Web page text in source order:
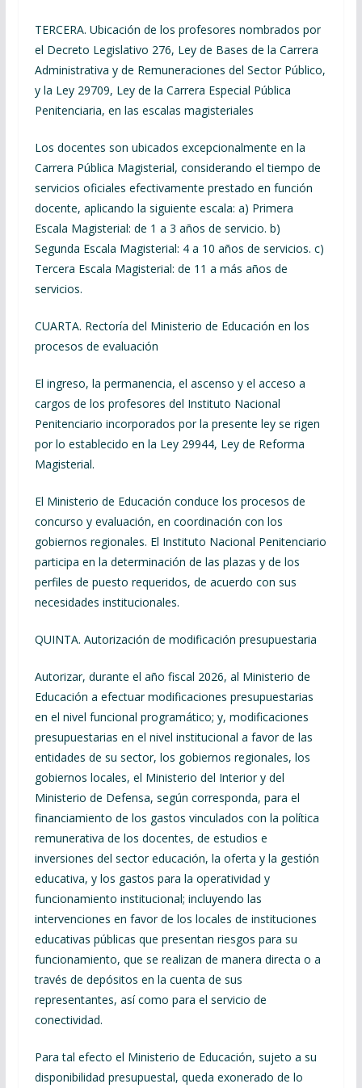
TERCERA. Ubicación de los profesores nombrados por
el Decreto Legislativo 276, Ley de Bases de la Carrera
Administrativa y de Remuneraciones del Sector Público,
y la Ley 29709, Ley de la Carrera Especial Pública
Penitenciaria, en las escalas magisteriales
Los docentes son ubicados excepcionalmente en la
Carrera Pública Magisterial, considerando el tiempo de
servicios oficiales efectivamente prestado en función
docente, aplicando la siguiente escala: a) Primera
Escala Magisterial: de 1 a 3 años de servicio. b)
Segunda Escala Magisterial: 4 a 10 años de servicios. c)
Tercera Escala Magisterial: de 11 a más años de
servicios.
CUARTA. Rectoría del Ministerio de Educación en los
procesos de evaluación
El ingreso, la permanencia, el ascenso y el acceso a
cargos de los profesores del Instituto Nacional
Penitenciario incorporados por la presente ley se rigen
por lo establecido en la Ley 29944, Ley de Reforma
Magisterial.
El Ministerio de Educación conduce los procesos de
concurso y evaluación, en coordinación con los
gobiernos regionales. El Instituto Nacional Penitenciario
participa en la determinación de las plazas y de los
perfiles de puesto requeridos, de acuerdo con sus
necesidades institucionales.
QUINTA. Autorización de modificación presupuestaria
Autorizar, durante el año fiscal 2026, al Ministerio de
Educación a efectuar modificaciones presupuestarias
en el nivel funcional programático; y, modificaciones
presupuestarias en el nivel institucional a favor de las
entidades de su sector, los gobiernos regionales, los
gobiernos locales, el Ministerio del Interior y del
Ministerio de Defensa, según corresponda, para el
financiamiento de los gastos vinculados con la política
remunerativa de los docentes, de estudios e
inversiones del sector educación, la oferta y la gestión
educativa, y los gastos para la operatividad y
funcionamiento institucional; incluyendo las
intervenciones en favor de los locales de instituciones
educativas públicas que presentan riesgos para su
funcionamiento, que se realizan de manera directa o a
través de depósitos en la cuenta de sus
representantes, así como para el servicio de
conectividad.
Para tal efecto el Ministerio de Educación, sujeto a su
disponibilidad presupuestal, queda exonerado de lo